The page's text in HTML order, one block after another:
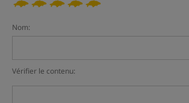
Nom:
Vérifier le contenu: